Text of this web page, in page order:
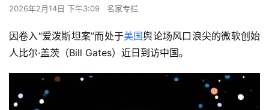
2026年2月14日 下午3:09 名家专栏
因卷入“爱泼斯坦案”而处于美国舆论场风口浪尖的微软创始
人比尔·盖茨（Bill Gates）近日到访中国。